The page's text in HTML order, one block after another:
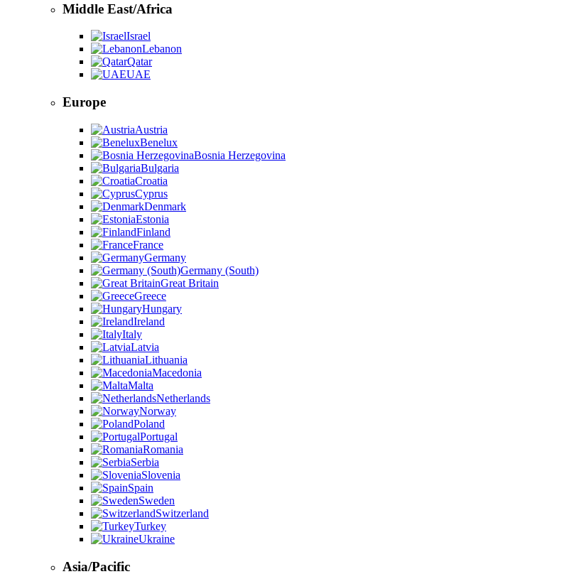
Middle East/Africa
Israel
Lebanon
Qatar
UAE
Europe
Austria
Benelux
Bosnia Herzegovina
Bulgaria
Croatia
Cyprus
Denmark
Estonia
Finland
France
Germany
Germany (South)
Great Britain
Greece
Hungary
Ireland
Italy
Latvia
Lithuania
Macedonia
Malta
Netherlands
Norway
Poland
Portugal
Romania
Serbia
Slovenia
Spain
Sweden
Switzerland
Turkey
Ukraine
Asia/Pacific